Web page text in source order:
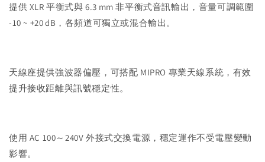
提供 XLR 平衡式與 6.3 mm 非平衡式音訊輸出，音量可調範圍
-10 ~ +20 dB，各頻道可獨立或混合輸出。
天線座提供強波器偏壓，可搭配 MIPRO 專業天線系統，有效
提升接收距離與訊號穩定性。
使用 AC 100～240V 外接式交換電源，穩定運作不受電壓變動
影響。